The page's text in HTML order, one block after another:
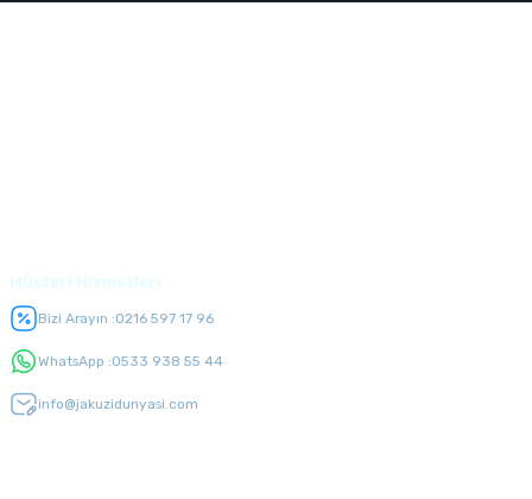
Bizi Arayın :0216 597 17 96
WhatsApp :0533 938 55 44
info@jakuzidunyasi.com